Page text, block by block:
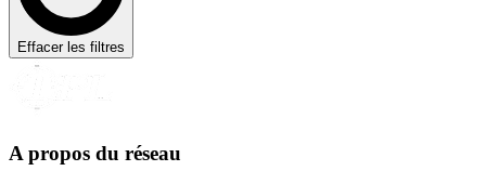
Effacer les filtres
A propos du réseau